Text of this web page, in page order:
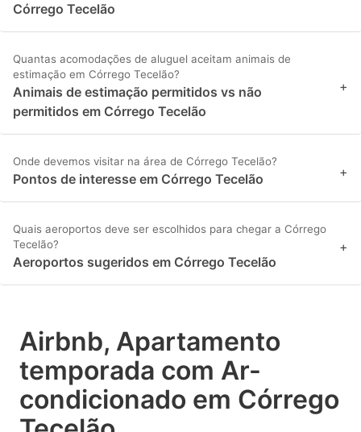
Córrego Tecelão
Quantas acomodações de aluguel aceitam animais de
estimação em Córrego Tecelão?
Animais de estimação permitidos vs não
permitidos em Córrego Tecelão
+
Onde devemos visitar na área de Córrego Tecelão?
Pontos de interesse em Córrego Tecelão +
Quais aeroportos deve ser escolhidos para chegar a Córrego
Tecelão?
Aeroportos sugeridos em Córrego Tecelão
+
Airbnb, Apartamento
temporada com Ar-
condicionado em Córrego